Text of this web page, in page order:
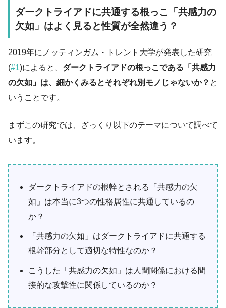
ダークトライアドに共通する根っこ「共感力の
欠如」はよく見ると性質が全然違う？
2019年にノッティンガム・トレント大学が発表した研究
(#1)によると、 ダークトライアドの根っこである「共感力
の欠如」は、細かくみるとそれぞれ別モノじゃないか？ と
いうことです。
まずこの研究では、ざっくり以下のテーマについて調べて
います。
ダークトライアドの根幹とされる「共感力の欠
如」は本当に3つの性格属性に共通しているの
か？
「共感力の欠如」はダークトライアドに共通する
根幹部分として適切な特性なのか？
こうした「共感力の欠如」は人間関係における間
接的な攻撃性に関係しているのか？